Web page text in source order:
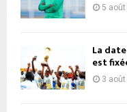
5
La
est
3